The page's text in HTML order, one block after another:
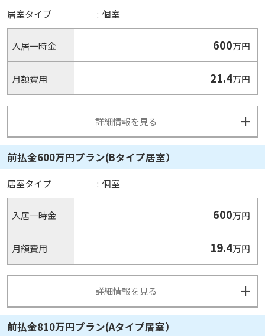
居室タイプ : 個室
入居一時金 600万円
月額費用 21.4万円
詳細情報を見る
前払金600万円プラン(Bタイプ居室）
居室タイプ : 個室
入居一時金 600万円
月額費用 19.4万円
詳細情報を見る
前払金810万円プラン(Aタイプ居室）